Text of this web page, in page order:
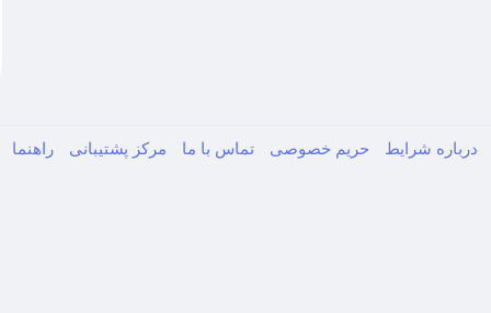
درباره شرایط حریم خصوصی تماس با ما مرکز پشتیبانی راهنما